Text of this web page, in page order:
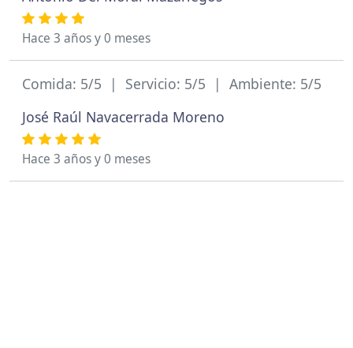
Hace 3 años y 0 meses
Comida: 5/5 | Servicio: 5/5 | Ambiente: 5/5
José Raúl Navacerrada Moreno
Hace 3 años y 0 meses